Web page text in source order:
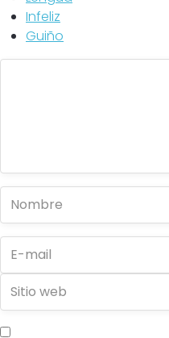
Infeliz
Guiño